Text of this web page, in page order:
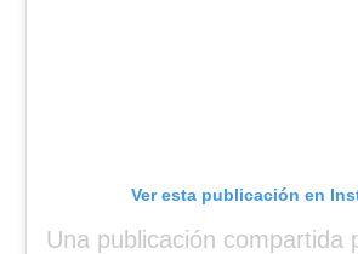
Ver esta publicación en